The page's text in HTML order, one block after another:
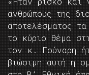
ανθρώπους της
αποτελέσματος
το κύριο θέμα
τον κ. Γούναρη
βιώσιμη αυτή η